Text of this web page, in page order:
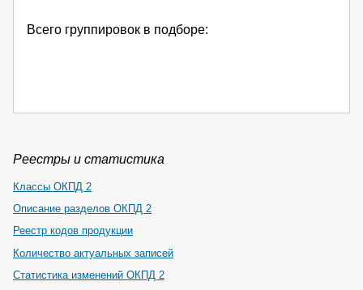
Всего группировок в подборе:
Реестры и статистика
Классы ОКПД 2
Описание разделов ОКПД 2
Реестр кодов продукции
Количество актуальных записей
Статистика изменений ОКПД 2